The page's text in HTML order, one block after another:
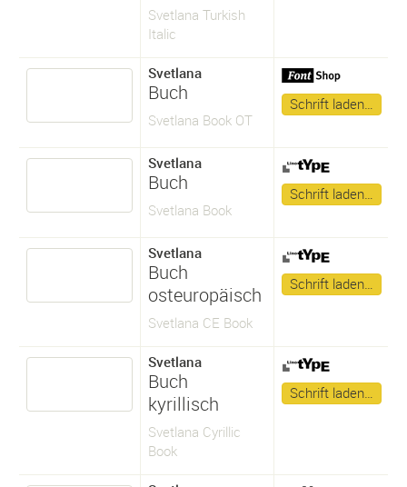
Svetlana Turkish
Italic
Svetlana
Buch
Svetlana Book OT
Schrift laden…
Svetlana
Buch
Svetlana Book
Schrift laden…
Svetlana
Buch
osteuropäisch
Svetlana CE Book
Schrift laden…
Svetlana
Buch
kyrillisch
Svetlana Cyrillic
Book
Schrift laden…